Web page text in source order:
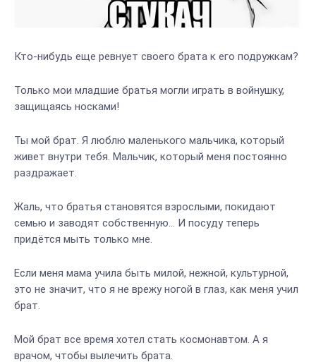
Кто-нибудь еще ревнует своего брата к его подружкам?
Только мои младшие братья могли играть в войнушку,
защищаясь носками!
Ты мой брат. Я люблю маленького мальчика, который
живет внутри тебя. Мальчик, который меня постоянно
раздражает.
Жаль, что братья становятся взрослыми, покидают
семью и заводят собственную… И посуду теперь
придётся мыть только мне.
Если меня мама учила быть милой, нежной, культурной,
это не значит, что я не врежу ногой в глаз, как меня учил
брат.
Мой брат все время хотел стать космонавтом. А я
врачом, чтобы вылечить брата.